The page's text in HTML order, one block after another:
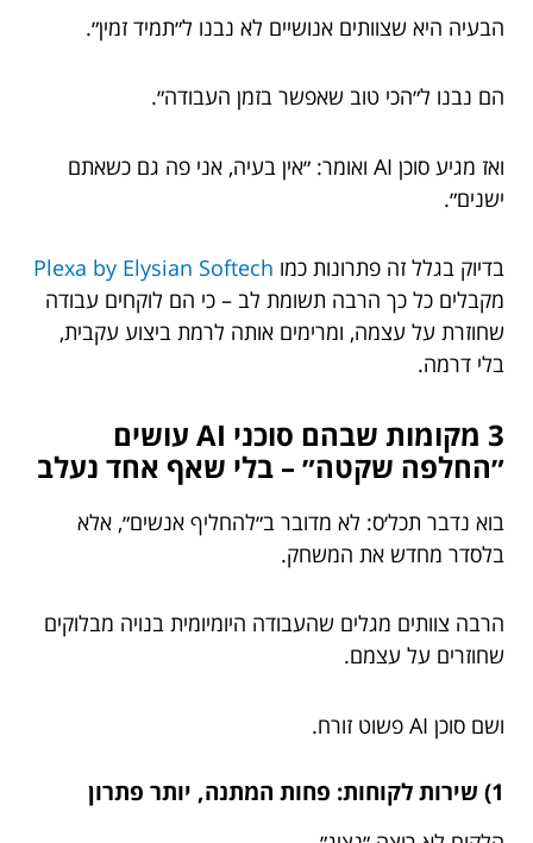
הבעיה היא שצוותים אנושיים לא נבנו ל״תמיד זמין״.
הם נבנו ל״הכי טוב שאפשר בזמן העבודה״.
ואז מגיע סוכן AI ואומר: ״אין בעיה, אני פה גם כשאתם
ישנים״.
בדיוק בגלל זה פתרונות כמו Plexa by Elysian Softech
מקבלים כל כך הרבה תשומת לב – כי הם לוקחים עבודה
שחוזרת על עצמה, ומרימים אותה לרמת ביצוע עקבית,
בלי דרמה.
3 מקומות שבהם סוכני AI עושים
״החלפה שקטה״ – בלי שאף אחד נעלב
בוא נדבר תכל׳ס: לא מדובר ב״להחליף אנשים״, אלא
בלסדר מחדש את המשחק.
הרבה צוותים מגלים שהעבודה היומיומית בנויה מבלוקים
שחוזרים על עצמם.
ושם סוכן AI פשוט זורח.
1) שירות לקוחות: פחות המתנה, יותר פתרון